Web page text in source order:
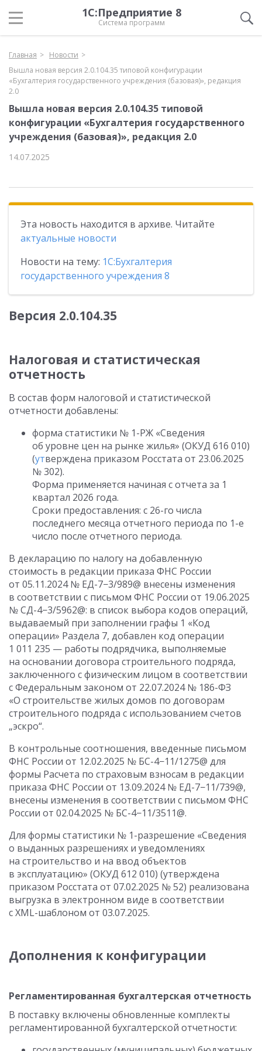
1С:Предприятие 8
Система программ
Главная
Новости
Вышла новая версия 2.0.104.35 типовой конфигурации
«Бухгалтерия государственного учреждения (базовая)», редакция
2.0
Вышла новая версия 2.0.104.35 типовой
конфигурации «Бухгалтерия государственного
учреждения (базовая)», редакция 2.0
14.07.2025
Эта новость находится в архиве. Читайте
актуальные новости
Новости на тему: 1С:Бухгалтерия
государственного учреждения 8
Версия 2.0.104.35
Налоговая и статистическая
отчетность
В состав форм налоговой и статистической
отчетности добавлены:
форма статистики № 1-РЖ «Сведения
об уровне цен на рынке жилья» (ОКУД 616 010)
(утверждена приказом Росстата от 23.06.2025
№ 302).
Форма применяется начиная с отчета за 1
квартал 2026 года.
Сроки предоставления: с 26-го числа
последнего месяца отчетного периода по 1-е
число после отчетного периода.
В декларацию по налогу на добавленную
стоимость в редакции приказа ФНС России
от 05.11.2024№ ЕД-7−3/989@ внесены изменения
в соответствии с письмом ФНС России от 19.06.2025
№ СД-4−3/5962@: в список выбора кодов операций,
выдаваемый при заполнении графы 1 «Код
операции» Раздела 7, добавлен код операции
1 011 235 — работы подрядчика, выполняемые
на основании договора строительного подряда,
заключенного с физическим лицом в соответствии
с Федеральным законом от 22.07.2024№ 186-ФЗ
«О строительстве жилых домов по договорам
строительного подряда с использованием счетов
„эскро“.
В контрольные соотношения, введенные письмом
ФНС России от 12.02.2025 № БС-4−11/1275@ для
формы Расчета по страховым взносам в редакции
приказа ФНС России от 13.09.2024№ ЕД-7−11/739@,
внесены изменения в соответствии с письмом ФНС
России от 02.04.2025 № БС-4−11/3511@.
Для формы статистики № 1-разрешение «Сведения
о выданных разрешениях и уведомлениях
на строительство и на ввод объектов
в эксплуатацию» (ОКУД 612 010) (утверждена
приказом Росстата от 07.02.2025 № 52) реализована
выгрузка в электронном виде в соответствии
с XML-шаблоном от 03.07.2025.
Дополнения к конфигурации
Регламентированная бухгалтерская отчетность
В поставку включены обновленные комплекты
регламентированной бухгалтерской отчетности: